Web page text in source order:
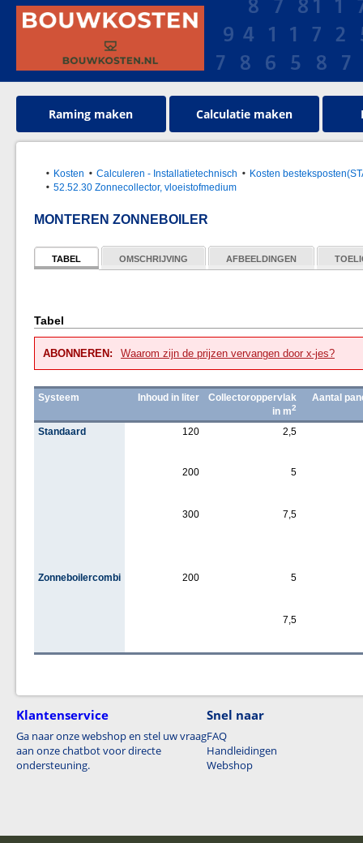
Raming maken Calculatie maken
Kosten Calculeren - Installatietechnisch
Kosten
52.52.30 Zonnecollector, vloeistofmedium
MONTEREN ZONNEBOILER
TABEL OMSCHRIJVING AFBEELDINGEN
Tabel
ABONNEREN: Waarom zijn de prijzen vervangen door x-jes?
Systeem Inhoud in liter
Collectoroppervlak
in m2
Aantal
Standaard 120 2,5
200 5
300 7,5
Zonneboilercombi 200 5
7,5
Klantenservice
Ga naar onze webshop en stel uw vraag
aan onze chatbot voor directe
ondersteuning.
Snel naar
FAQ
Handleidingen
Webshop